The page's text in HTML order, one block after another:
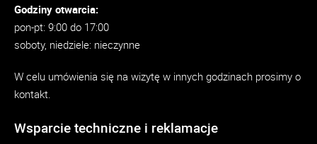
Godziny otwarcia:
pon-pt: 9:00 do 17:00
soboty, niedziele: nieczynne
W celu umówienia się na wizytę w innych godzinach prosimy o
kontakt.
Wsparcie techniczne i reklamacje